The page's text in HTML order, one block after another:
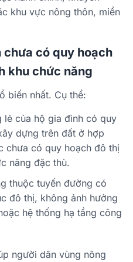
khu vực nông thôn, miền
chưa có quy hoạch
khu chức năng
biến nhất. Cụ thể:
lẻ của hộ gia đình có quy
dựng trên đất ở hợp
chưa có quy hoạch đô thị
năng đặc thù.
thuộc tuyến đường có
đô thị, không ảnh hưởng
hệ thống hạ tầng công
người dân vùng nông